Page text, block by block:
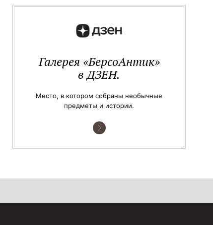
Галерея «БерсоАнтик»
в ДЗЕН.
Место, в котором собраны необычные
предметы и истории.